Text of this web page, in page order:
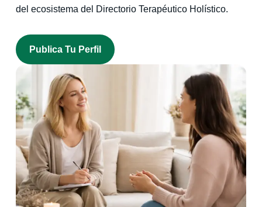
del ecosistema del Directorio Terapéutico Holístico.
Publica Tu Perfil